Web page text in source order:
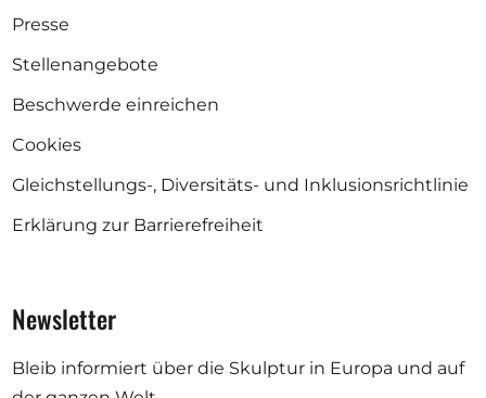
Presse
Stellenangebote
Beschwerde einreichen
Cookies
Gleichstellungs-, Diversitäts- und Inklusionsrichtlinie
Erklärung zur Barrierefreiheit
Newsletter
Bleib informiert über die Skulptur in Europa und auf